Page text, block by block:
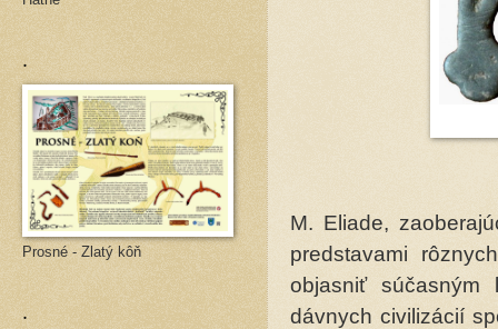
M. Eliade,
predstavami
objasniť
dávnych civilizácií
.
Prosné - Zlatý kôň
.